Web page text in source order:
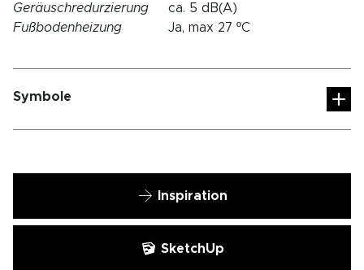
Geräuschredurzierung
ca. 5 dB(A)
Fußbodenheizung
Ja, max 27 ºC
Symbole
Inspiration
SketchUp